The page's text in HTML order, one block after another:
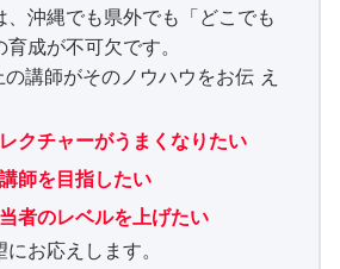
、沖縄でも県外でも「どこでも
成が不可欠です。
講師がそのノウハウをお伝 え
クチャーがうまくなりたい
師を目指したい
者のレベルを上げたい
お応えします。